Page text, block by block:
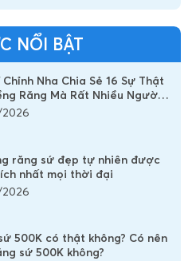
NỔI BẬT
Chỉnh Nha Chia Sẻ 16 Sự Thật
Răng Mà Rất Nhiều Người
Hiểu Sai
răng sứ đẹp tự nhiên được
nhất mọi thời đại
500K có thật không? Có nên
sứ 500K không?